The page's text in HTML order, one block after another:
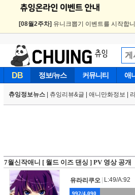
[08월2주차] 유니크뽑기 이벤트를 시작합
DB 정보/뉴스 커뮤니티 애
츄잉정보뉴스 츄잉리뷰&글 애니만화정보
7월신작애니 [ 월드 이즈 댄싱 ] PV 영상 공개
유라리쿠오 L:49/A:92
992/4,090